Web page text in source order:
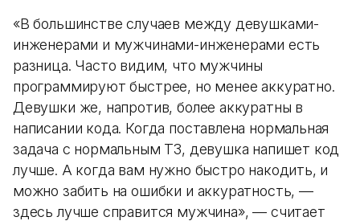
«В большинстве случаев между девушками-
инженерами и мужчинами-инженерами есть
разница. Часто видим, что мужчины
программируют быстрее, но менее аккуратно.
Девушки же, напротив, более аккуратны в
написании кода. Когда поставлена нормальная
задача с нормальным ТЗ, девушка напишет код
лучше. А когда вам нужно быстро накодить, и
можно забить на ошибки и аккуратность, —
здесь лучше справится мужчина», — считает